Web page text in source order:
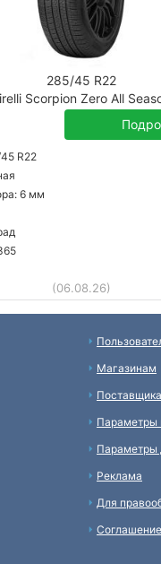
285/45 R22
Scorpion Zero All
R22
6 мм
(06.08.26)
Магазинам
Параметры
Параметры
Реклама
Для
Соглашение